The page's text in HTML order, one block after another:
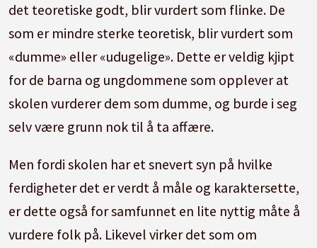
det teoretiske godt, blir vurdert som flinke. De
som er mindre sterke teoretisk, blir vurdert som
«dumme» eller «udugelige». Dette er veldig kjipt
for de barna og ungdommene som opplever at
skolen vurderer dem som dumme, og burde i seg
selv være grunn nok til å ta affære.
Men fordi skolen har et snevert syn på hvilke
ferdigheter det er verdt å måle og karaktersette,
er dette også for samfunnet en lite nyttig måte å
vurdere folk på. Likevel virker det som om